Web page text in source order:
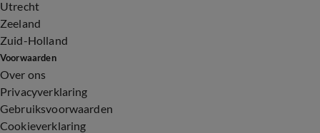
Utrecht
Zeeland
Zuid-Holland
Voorwaarden
Over ons
Privacyverklaring
Gebruiksvoorwaarden
Cookieverklaring